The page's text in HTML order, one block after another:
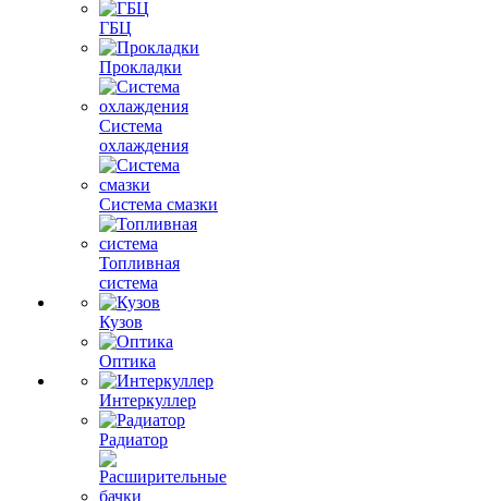
ГБЦ
Прокладки
Система
охлаждения
Система смазки
Топливная
система
Кузов
Оптика
Интеркуллер
Радиатор